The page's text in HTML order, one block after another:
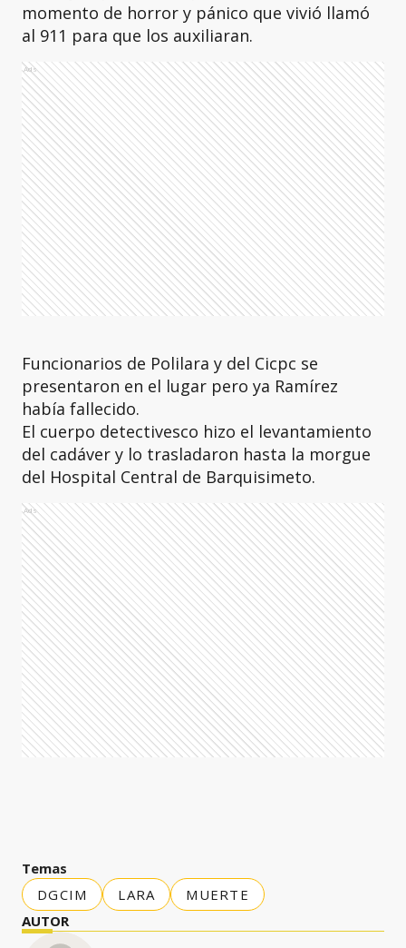
momento de horror y pánico que vivió llamó
al 911 para que los auxiliaran.
Ads
Funcionarios de Polilara y del Cicpc se
presentaron en el lugar pero ya Ramírez
había fallecido.
El cuerpo detectivesco hizo el levantamiento
del cadáver y lo trasladaron hasta la morgue
del Hospital Central de Barquisimeto.
Ads
Temas
DGCIM
LARA
MUERTE
AUTOR